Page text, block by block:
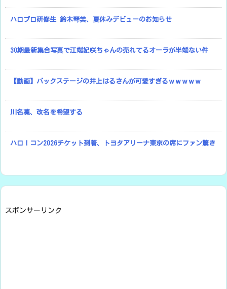
ハロプロ研修生 鈴木琴美、夏休みデビューのお知らせ
30期最新集合写真で江端妃咲ちゃんの売れてるオーラが半端ない件
【動画】バックステージの井上はるさんが可愛すぎるｗｗｗｗｗ
川名凜、改名を希望する
ハロ！コン2026チケット到着、トヨタアリーナ東京の席にファン驚き
スポンサーリンク